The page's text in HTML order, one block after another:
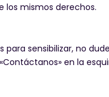
los mismos derechos.
sensibilizar, no
en la